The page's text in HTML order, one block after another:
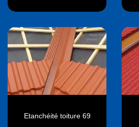
Etanchéité toiture 69